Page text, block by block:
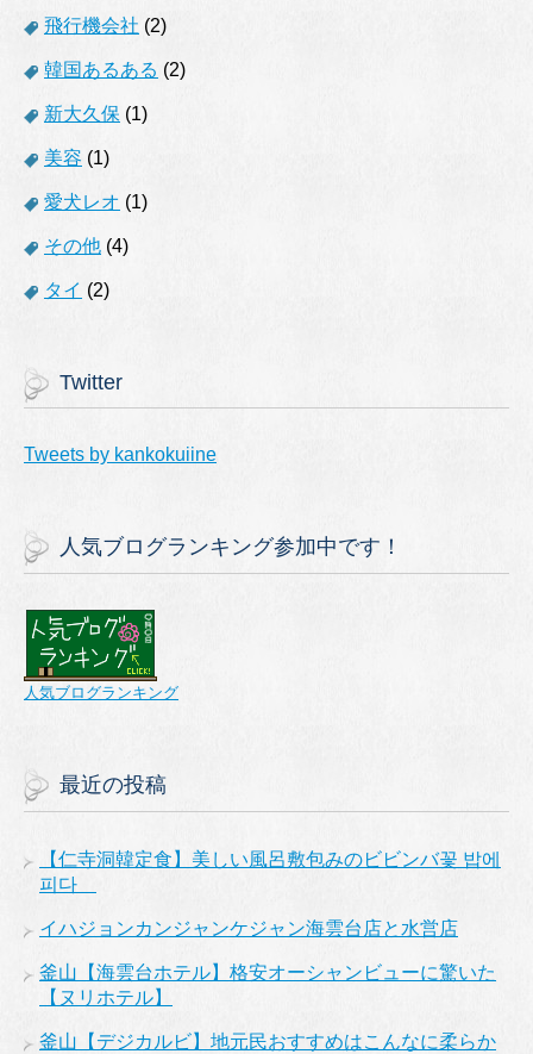
飛行機会社 (2)
韓国あるある (2)
新大久保 (1)
美容 (1)
愛犬レオ (1)
その他 (4)
タイ (2)
Twitter
Tweets by kankokuiine
人気ブログランキング参加中です！
人気ブログランキング
最近の投稿
【仁寺洞韓定食】美しい風呂敷包みのビビンバ꽃 밥에
피다
イハジョンカンジャンケジャン海雲台店と水営店
釜山【海雲台ホテル】格安オーシャンビューに驚いた
【ヌリホテル】
釜山【デジカルビ】地元民おすすめはこんなに柔らか